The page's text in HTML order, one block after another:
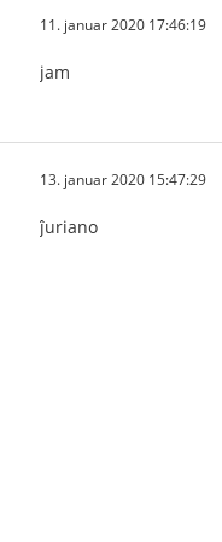
11. januar 2020 17:46:19
jam
13. januar 2020 15:47:29
ĵuriano